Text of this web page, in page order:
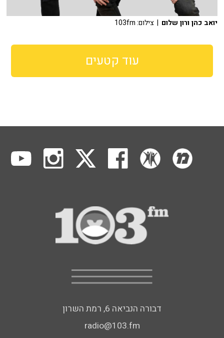
יואב כהן ורון שלום | צילום: 103fm
עוד קטעים
דבורה הנביאה 6, רמת השרון
radio@103.fm